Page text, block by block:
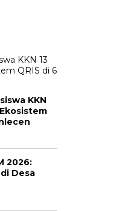
KKN
2026:
Desa